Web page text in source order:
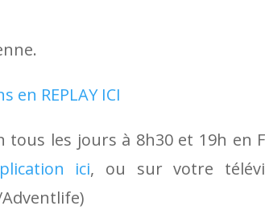
REPLAY ICI
les jours à 8h30 et 19h en
ici, ou sur votre